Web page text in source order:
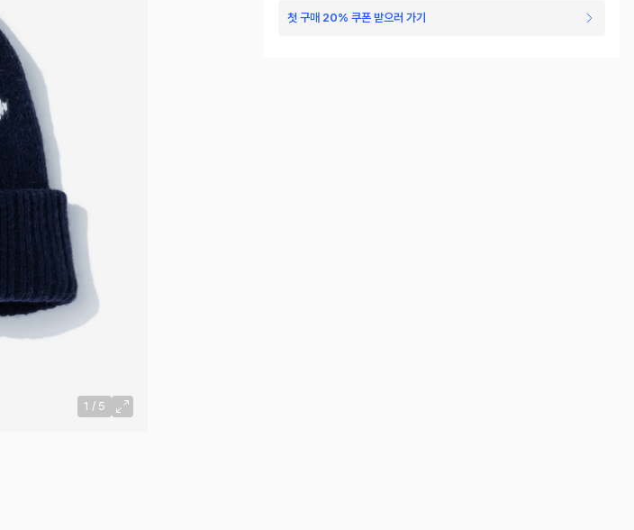
1 / 5
첫 구매 20% 쿠폰 받으러 가기